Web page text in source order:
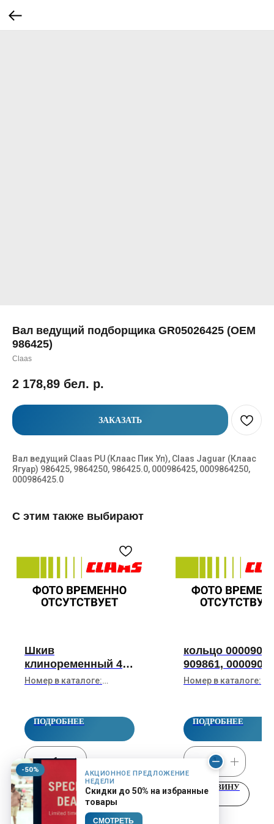
-50%
АКЦИОННОЕ ПРЕДЛОЖЕНИЕ
НЕДЕЛИ
Скидки до 50% на избранные
товары
СМОТРЕТЬ
Вал ведущий подборщика GR05026425 (OEM
986425)
Claas
2 178,89 бел. р.
ЗАКАЗАТЬ
Вал ведущий Claas PU (Клаас Пик Уп), Claas Jaguar (Клаас
Ягуар) 986425, 9864250, 986425.0, 000986425, 0009864250,
000986425.0
С этим также выбирают
Шкив
клиноременный 4-
Rillig 0000771442,
077144.2, 077144
Номер в каталоге:
ПОДРОБНЕЕ
В КОРЗИНУ
кольцо
909861,
909860
Номер в каталоге:
ПОДРОБНЕЕ
В КОРЗИНУ